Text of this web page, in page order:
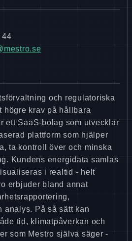
44
och regulatoriska
högre krav på hållbara
ett SaaS-bolag som utvecklar
plattform som hjälper
ta kontroll över och minska
Kundens energidata samlas
i realtid - helt
erbjuder bland annat
analys. På så sätt kan
tid, klimatpåverkan och
som Mestro själva säger -